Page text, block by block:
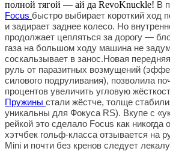
полной тягой — ай да RevoKnuckle! В
Focus быстро выбирает короткий ход
и задирает заднее колесо. Но
продолжает цепляться за дорогу —
газа на большом ходу машина не
соскальзывает в занос.Новая
руль от паразитных возмущений
силового подруливания), позволила
процентов увеличить угловую
Пружины стали жёстче, толще
уникальны для Фокуса RS). Вкупе с
рейкой это сделало Focus как
хэтчбек гольф-класса отзывается на
Mini и почти без кренов следует